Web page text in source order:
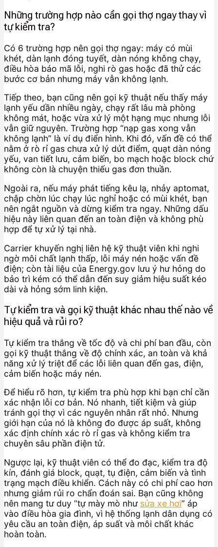
Những trường hợp nào cần gọi thợ ngay thay vì
tự kiểm tra?
Có 6 trường hợp nên gọi thợ ngay: máy có mùi
khét, dàn lạnh đóng tuyết, dàn nóng không chạy,
điều hòa báo mã lỗi, nghi rò gas hoặc đã thử các
bước cơ bản nhưng máy vẫn không lạnh.
Tiếp theo, bạn cũng nên gọi kỹ thuật nếu thấy máy
lạnh yếu dần nhiều ngày, chạy rất lâu mà phòng
không mát, hoặc vừa xử lý một hạng mục nhưng lỗi
vẫn giữ nguyên. Trường hợp “nạp gas xong vẫn
không lạnh” là ví dụ điển hình. Khi đó, vấn đề có thể
nằm ở rò rỉ gas chưa xử lý dứt điểm, quạt dàn nóng
yếu, van tiết lưu, cảm biến, bo mạch hoặc block chứ
không còn là chuyện thiếu gas đơn thuần.
Ngoài ra, nếu máy phát tiếng kêu lạ, nhảy aptomat,
chập chờn lúc chạy lúc nghỉ hoặc có mùi khét, bạn
nên ngắt nguồn và dừng kiểm tra ngay. Những dấu
hiệu này liên quan đến an toàn điện và không phù
hợp để tự xử lý tại nhà.
Carrier khuyến nghị liên hệ kỹ thuật viên khi nghi
ngờ môi chất lạnh thấp, lỗi máy nén hoặc vấn đề
điện; còn tài liệu của Energy.gov lưu ý hư hỏng do
bảo trì kém có thể dẫn đến suy giảm hiệu suất kéo
dài và hỏng sớm linh kiện.
Tự kiểm tra và gọi kỹ thuật khác nhau thế nào về
hiệu quả và rủi ro?
Tự kiểm tra thắng về tốc độ và chi phí ban đầu, còn
gọi kỹ thuật thắng về độ chính xác, an toàn và khả
năng xử lý triệt để các lỗi liên quan đến gas, điện,
cảm biến hoặc máy nén.
Để hiểu rõ hơn, tự kiểm tra phù hợp khi bạn chỉ cần
xác nhận lỗi cơ bản. Nó nhanh, tiết kiệm và giúp
tránh gọi thợ vì các nguyên nhân rất nhỏ. Nhưng
giới hạn của nó là không đo được áp suất, không
xác định chính xác rò rỉ gas và không kiểm tra
chuyên sâu phần điện tử.
Ngược lại, kỹ thuật viên có thể đo đạc, kiểm tra độ
kín, đánh giá block, quạt, tụ điện, cảm biến và tình
trạng mạch điều khiển. Cách này có chi phí cao hơn
nhưng giảm rủi ro chẩn đoán sai. Bạn cũng không
nên mang tư duy “tự mày mò như sửa xe hơi” áp
vào điều hòa gia đình, vì hệ thống lạnh dân dụng có
yêu cầu an toàn điện, áp suất và môi chất khác
hoàn toàn.